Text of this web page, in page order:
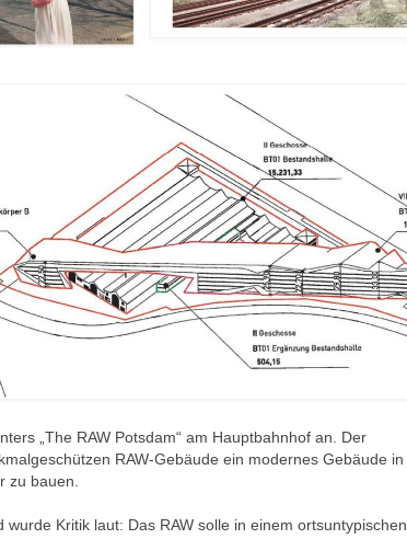
„The RAW Potsdam“ am Hauptbahnhof an. Der
RAW-Gebäude ein modernes Gebäude in
zu bauen.
Kritik laut: Das RAW solle in einem ortsuntypischen